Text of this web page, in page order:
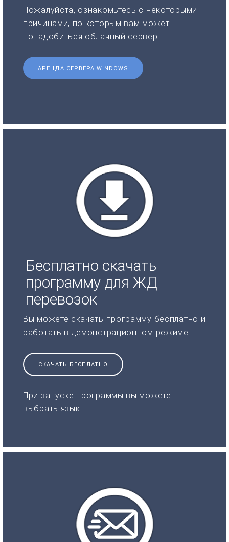
Пожалуйста, ознакомьтесь с некоторыми
причинами, по которым вам может
понадобиться облачный сервер.
АРЕНДА СЕРВЕРА WINDOWS
Бесплатно скачать
программу для ЖД
перевозок
Вы можете скачать программу бесплатно и
работать в демонстрационном режиме
СКАЧАТЬ БЕСПЛАТНО
При запуске программы вы можете
выбрать язык.